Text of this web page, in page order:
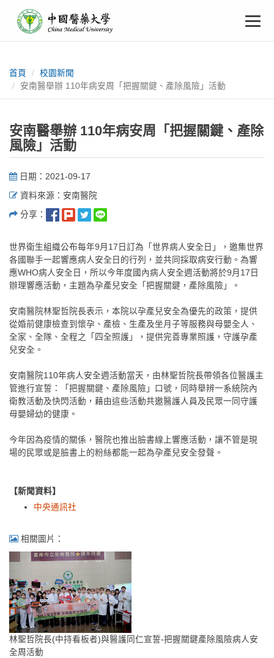
要
中
國
醫
藥
大
學
首頁
校園新聞
安南醫舉辦 110年病安周「把握關鍵、產除風險」活動
安南醫舉辦 110年病安周「把握關鍵、產除
風險」活動
日期：2021-09-17
資料來源：安南醫院
分享：
世界衛生組織公布每年9月17日訂為「世界病人安全日」，邀集世界
各國聯手一起響應病人安全日的行列，並共同採取病安行動。為響
應WHO病人安全日，所以今年度國內病人安全週活動將於9月17日
辦理響應活動，主題為孕產兒安全「把握關鍵，產除風險」。
安南醫院林聖哲院長表示，本院以孕產兒安全為優先的政策，提供
從婚前健康檢查到懷孕、產檢、生產及坐月子等服務與母嬰全人、
全家、全隊、全程之「四全照護」，提供完善專業照護，守護孕產
兒安全。
安南醫院110年病人安全週活動當天，由林聖哲院長帶領各位醫護主
管進行宣誓：「把握關鍵、產除風險」口號，同時舉辨一系統院內
衛教活動及快閃活動，藉由這些活動共邀醫護人員及民眾一同守護
母嬰婦幼的健康。
今年因為疫情的關係，醫院也推出臉書線上響應活動，讓不管是現
場的民眾或是臉書上的粉絲都能一起為孕產兒安全發聲。
【新聞資料】
中央通訊社
相關圖片：
林聖哲院長(中持看板者)與醫護同仁宣誓-把握關鍵產除風險病人安
全周活動